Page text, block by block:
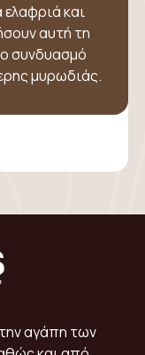
και
αυτή τη
συνδυασμό
μυρωδιάς.
αγάπη των